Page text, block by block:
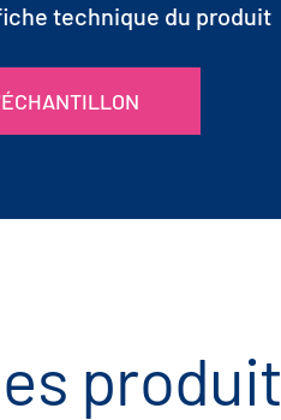
technique du produit
produit